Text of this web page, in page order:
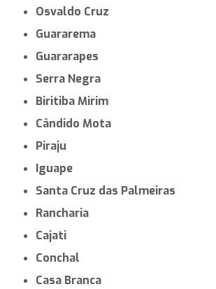
Osvaldo Cruz
Guararema
Guararapes
Serra Negra
Biritiba Mirim
Cândido Mota
Piraju
Iguape
Santa Cruz das Palmeiras
Rancharia
Cajati
Conchal
Casa Branca